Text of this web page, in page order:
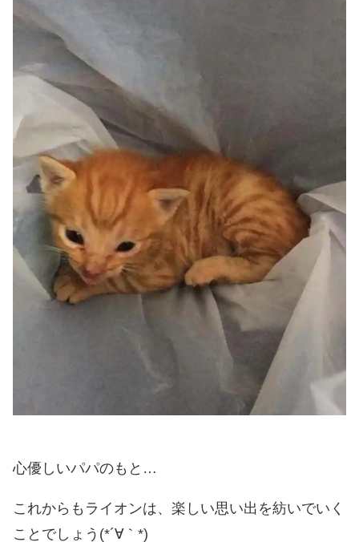
心優しいパパのもと…
これからもライオンは、楽しい思い出を紡いでいく
ことでしょう(*´∀｀*)